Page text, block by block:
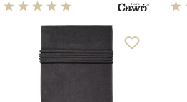
Durchschnittliche Bewertung